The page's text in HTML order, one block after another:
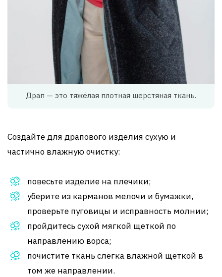
Драп — это тяжёлая плотная шерстяная ткань.
Создайте для драпового изделия сухую и
частично влажную очистку:
повесьте изделие на плечики;
уберите из карманов мелочи и бумажки,
проверьте пуговицы и исправность молнии;
пройдитесь сухой мягкой щеткой по
направлению ворса;
почистите ткань слегка влажной щеткой в
том же направлении.